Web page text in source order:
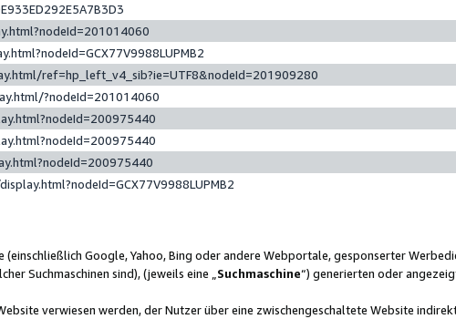
ref=hp_left_v4_sib?ie=UTF8&nodeId=201909280
?nodeId=201014060
Google, Yahoo, Bing oder andere Webportale, gesponserter
Suchmaschinen sind), (jeweils eine „ Suchmaschine“) generierten oder
verwiesen werden, der Nutzer über eine zwischengeschaltete Website